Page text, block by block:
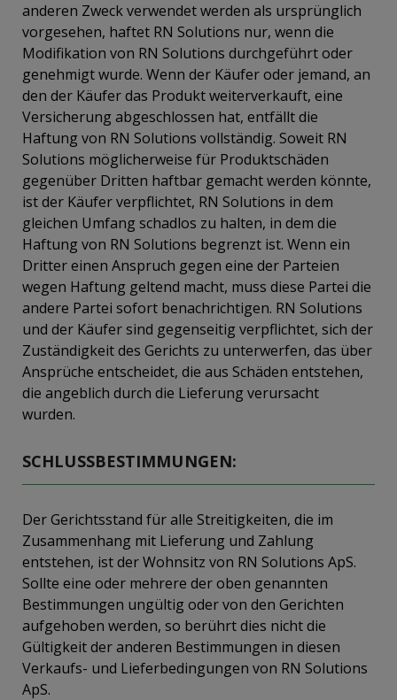
anderen Zweck verwendet werden als ursprünglich
vorgesehen, haftet RN Solutions nur, wenn die
Modifikation von RN Solutions durchgeführt oder
genehmigt wurde. Wenn der Käufer oder jemand, an
den der Käufer das Produkt weiterverkauft, eine
Versicherung abgeschlossen hat, entfällt die
Haftung von RN Solutions vollständig. Soweit RN
Solutions möglicherweise für Produktschäden
gegenüber Dritten haftbar gemacht werden könnte,
ist der Käufer verpflichtet, RN Solutions in dem
gleichen Umfang schadlos zu halten, in dem die
Haftung von RN Solutions begrenzt ist. Wenn ein
Dritter einen Anspruch gegen eine der Parteien
wegen Haftung geltend macht, muss diese Partei die
andere Partei sofort benachrichtigen. RN Solutions
und der Käufer sind gegenseitig verpflichtet, sich der
Zuständigkeit des Gerichts zu unterwerfen, das über
Ansprüche entscheidet, die aus Schäden entstehen,
die angeblich durch die Lieferung verursacht
wurden.
SCHLUSSBESTIMMUNGEN:
Der Gerichtsstand für alle Streitigkeiten, die im
Zusammenhang mit Lieferung und Zahlung
entstehen, ist der Wohnsitz von RN Solutions ApS.
Sollte eine oder mehrere der oben genannten
Bestimmungen ungültig oder von den Gerichten
aufgehoben werden, so berührt dies nicht die
Gültigkeit der anderen Bestimmungen in diesen
Verkaufs- und Lieferbedingungen von RN Solutions
ApS.